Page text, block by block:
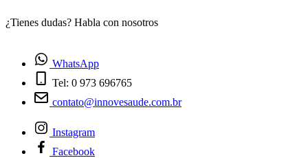
¿Tienes dudas? Habla con nosotros
WhatsApp
Tel: 0 973 696765
contato@innovesaude.com.br
Instagram
Facebook